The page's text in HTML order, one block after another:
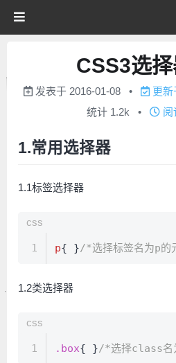
CSS3选
发表于 2016-01-08 更新
统计 1.2k 阅
1.常用选择器
1.1标签选择器
css
1 p{ }/*选择标签名为p
1.2类选择器
css
1 .box{ }/*选择class名